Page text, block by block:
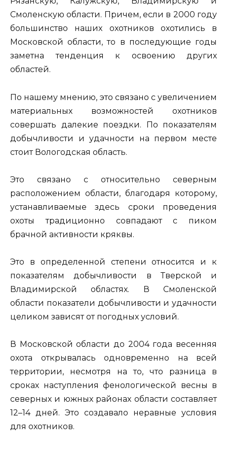
Смоленскую области. Причем, если в 2000 году
большинство наших охотников охотились в
Московской области, то в последующие годы
заметна тенденция к освоению других
областей.
По нашему мнению, это связано с увеличением
материальных возможностей охотников
совершать далекие поездки. По показателям
добычливости и удачности на первом месте
стоит Вологодская область.
Это связано с относительно северным
расположением области, благодаря которому,
устанавливаемые здесь сроки проведения
охоты традиционно совпадают с пиком
брачной активности кряквы.
Это в определенной степени относится и к
показателям добычливости в Тверской и
Владимирской областях. В Смоленской
области показатели добычливости и удачности
целиком зависят от погодных условий.
В Московской области до 2004 года весенняя
охота открывалась одновременно на всей
территории, несмотря на то, что разница в
сроках наступления фенологической весны в
северных и южных районах области составляет
12–14 дней. Это создавало неравные условия
для охотников.